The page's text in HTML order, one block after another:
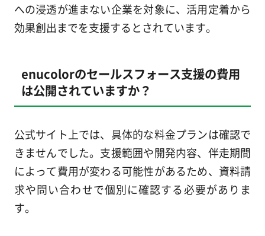
への浸透が進まない企業を対象に、活用定着から
効果創出までを支援するとされています。
enucolorのセールスフォース支援の費用
は公開されていますか？
公式サイト上では、具体的な料金プランは確認で
きませんでした。支援範囲や開発内容、伴走期間
によって費用が変わる可能性があるため、資料請
求や問い合わせで個別に確認する必要がありま
す。